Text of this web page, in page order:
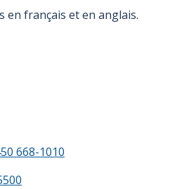
en français et en anglais.
668-1010